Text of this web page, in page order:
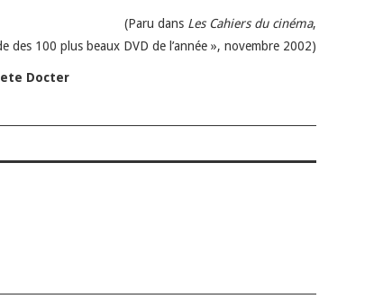
(Paru dans Les Cahiers du cinéma,
des 100 plus beaux DVD de l’année », novembre 2002)
Docter